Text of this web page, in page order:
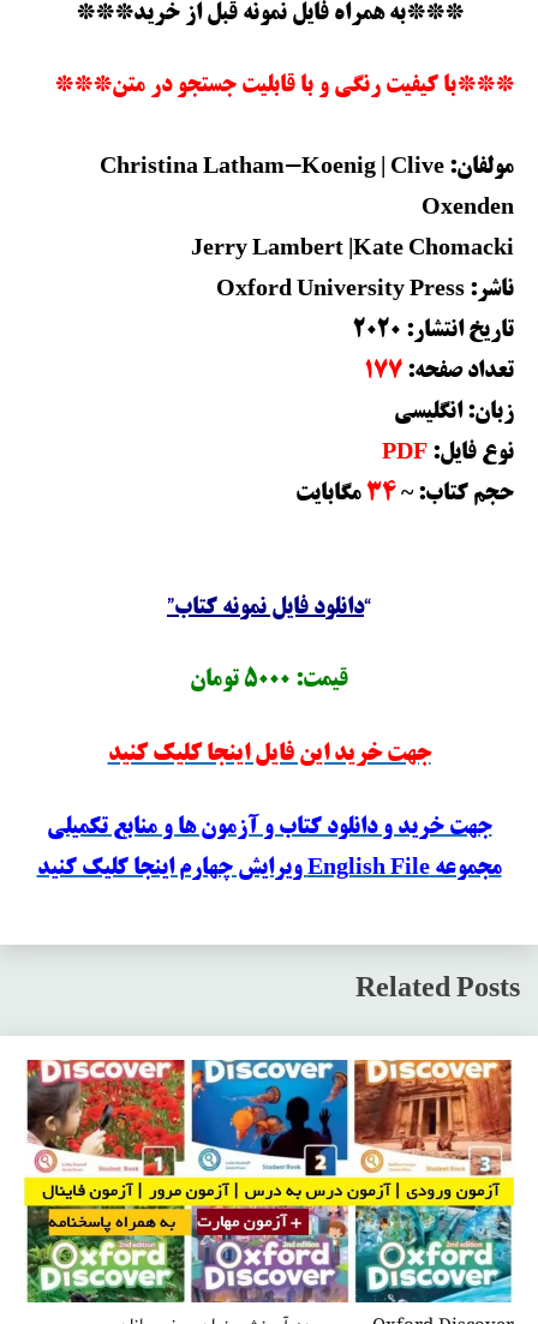
***به همراه فایل نمونه قبل از خرید***
***با کیفیت رنگی و با قابلیت جستجو در متن***
مولفان: Christina Latham-Koenig | Clive
Oxenden
Jerry Lambert |Kate Chomacki
ناشر: Oxford University Press
تاریخ انتشار: 2020
تعداد صفحه: 177
زبان: انگلیسی
نوع فایل: PDF
حجم کتاب: ~ مگابایت
“دانلود فایل نمونه کتاب”
قیمت: 5000 تومان
جهت خرید این فایل اینجا کلیک کنید
جهت خرید و دانلود کتاب و آزمون ها و منابع تکمیلی
مجموعه English File ویرایش چهارم اینجا کلیک کنید
Related Posts